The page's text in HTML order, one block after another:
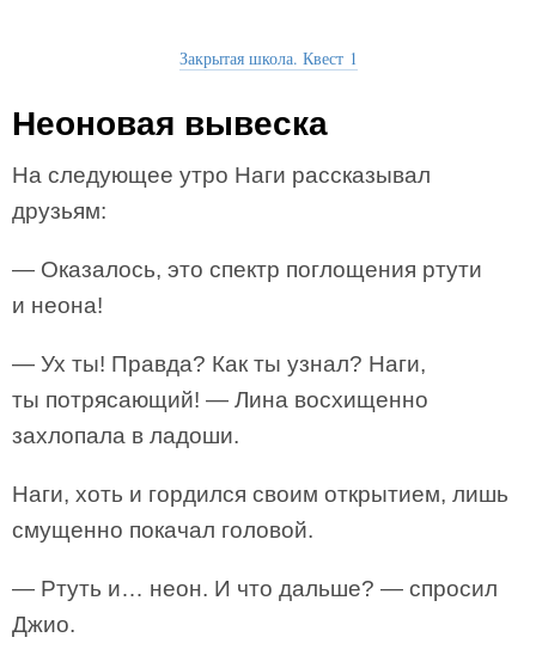
Закрытая школа. Квест 1
Неоновая вывеска
На следующее утро Наги рассказывал
друзьям:
— Оказалось, это спектр поглощения ртути
и неона!
— Ух ты! Правда? Как ты узнал? Наги,
ты потрясающий! — Лина восхищенно
захлопала в ладоши.
Наги, хоть и гордился своим открытием, лишь
смущенно покачал головой.
— Ртуть и… неон. И что дальше? — спросил
Джио.